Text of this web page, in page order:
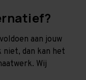
aan jouw
niet, dan kan het
Wij